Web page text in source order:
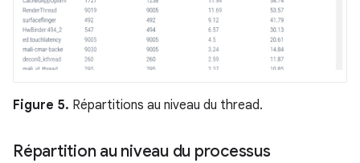
Figure 5. Répartitions au niveau du thread.
Répartition au niveau du processus